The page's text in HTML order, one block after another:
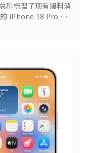
和梳理了现有爆料消
iPhone 18 Pro 系
优化外观、性能